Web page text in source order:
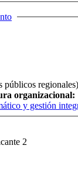
regionales)
organizacional:
y gestión
2